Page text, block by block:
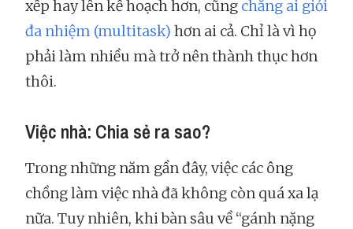
xếp hay lên kế hoạch hơn, cũng chẳng ai giỏi
đa nhiệm (multitask) hơn ai cả. Chỉ là vì họ
phải làm nhiều mà trở nên thành thục hơn
thôi.
Việc nhà: Chia sẻ ra sao?
Trong những năm gần đây, việc các ông
chồng làm việc nhà đã không còn quá xa lạ
nữa. Tuy nhiên, khi bàn sâu về “gánh nặng